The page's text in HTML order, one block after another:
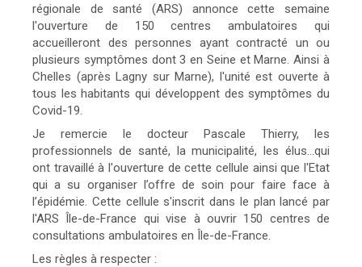
régionale de santé (ARS) annonce cette semaine
l'ouverture de 150 centres ambulatoires qui
accueilleront des personnes ayant contracté un ou
plusieurs symptômes dont 3 en Seine et Marne. Ainsi à
Chelles (après Lagny sur Marne), l'unité est ouverte à
tous les habitants qui développent des symptômes du
Covid-19.
Je remercie le docteur Pascale Thierry, les
professionnels de santé, la municipalité, les élus...qui
ont travaillé à l'ouverture de cette cellule ainsi que l'Etat
qui a su organiser l’offre de soin pour faire face à
l’épidémie. Cette cellule s'inscrit dans le plan lancé par
l'ARS Île-de-France qui vise à ouvrir 150 centres de
consultations ambulatoires en Île-de-France.
Les règles à respecter :